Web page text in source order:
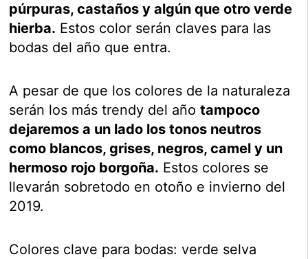
púrpuras, castaños y algún que otro verde
hierba. Estos color serán claves para las
bodas del año que entra.
A pesar de que los colores de la naturaleza
serán los más trendy del añotampoco
dejaremos a un lado los tonos neutros
como blancos, grises, negros, camel y un
hermoso rojo borgoña. Estos colores se
llevarán sobretodo en otoño e invierno del
2019.
Colores clave para bodas: verde selva